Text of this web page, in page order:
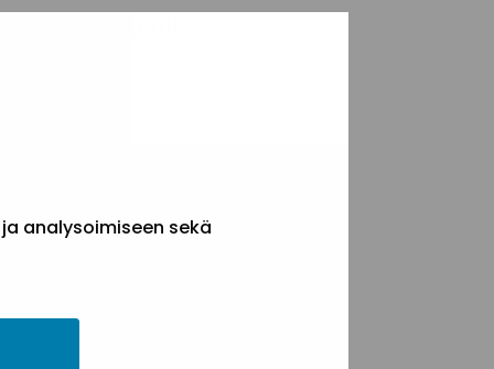
analysoimiseen sekä